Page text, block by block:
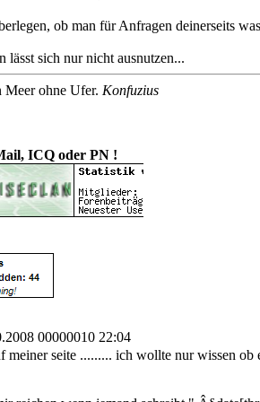
ob man für Anfragen deinerseits
lässt sich nur nicht ausnutzen...
Meer ohne Ufer. Konfuzius
ICQ oder PN !
00000010 22:04
meiner seite ......... ich wollte nur wissen